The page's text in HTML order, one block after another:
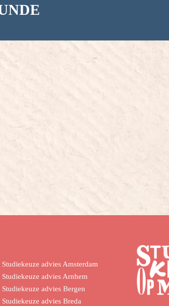
Studiekeuze advies Amsterdam
Studiekeuze advies Arnhem
Studiekeuze advies Bergen
Studiekeuze advies Breda